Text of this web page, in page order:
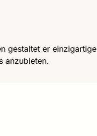
gestaltet er einzigartige
anzubieten.